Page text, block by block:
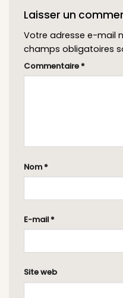
Laisser un
Votre adresse e-mail
champs obligatoires
Commentaire *
Nom *
E-mail *
Site web